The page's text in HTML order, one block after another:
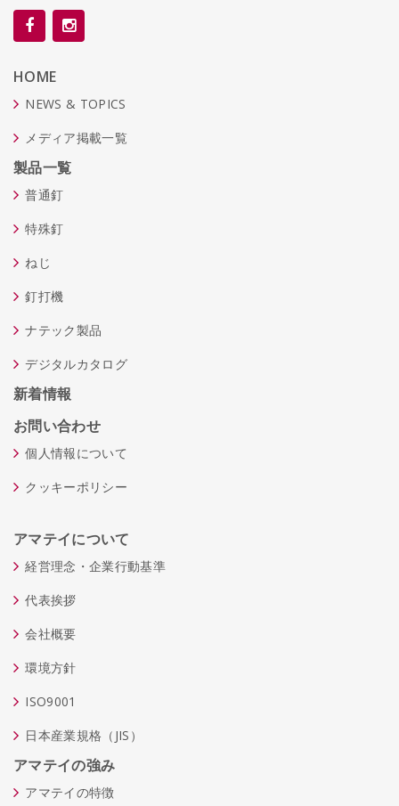
HOME
NEWS & TOPICS
メディア掲載一覧
製品一覧
普通釘
特殊釘
ねじ
釘打機
ナテック製品
デジタルカタログ
新着情報
お問い合わせ
個人情報について
クッキーポリシー
アマテイについて
経営理念・企業行動基準
代表挨拶
会社概要
環境方針
ISO9001
日本産業規格（JIS）
アマテイの強み
アマテイの特徴